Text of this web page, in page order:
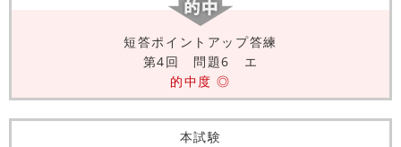
短答ポイントアップ答練
第4回 問題6 エ
的中度 ◎
本試験